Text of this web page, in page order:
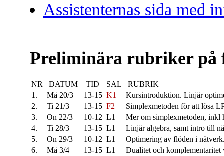
Assistenternas sida med
Preliminära rubriker på
NR DATUM TID SAL
RUBRIK
1.
Må 20/3 13-15 K1
Kursintroduktion. Linjär
2.
Ti 21/3 13-15 F2
Simplexmetoden för att lösa
3.
On 22/3 10-12 L1
Mer om simplexmetoden, inkl
4.
Ti 28/3 13-15 L1
Linjär algebra, samt intro till
5.
On 29/3 10-12 L1
Optimering av flöden i
6.
Må 3/4 13-15 L1
Dualitet och